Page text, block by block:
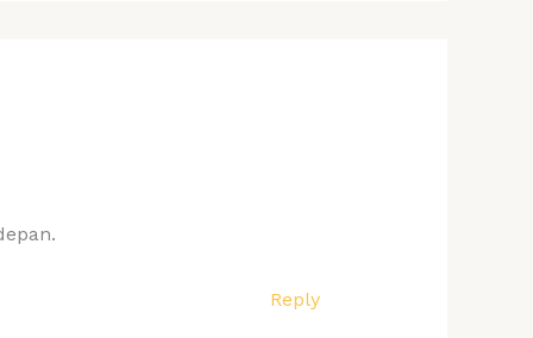
Reply